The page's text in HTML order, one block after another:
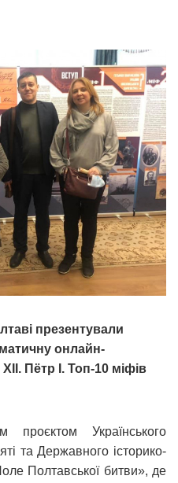
презентували
онлайн-
Пётр І. Топ-10 міфів
проєктом Українського
та Державного історико-
Полтавської битви», де